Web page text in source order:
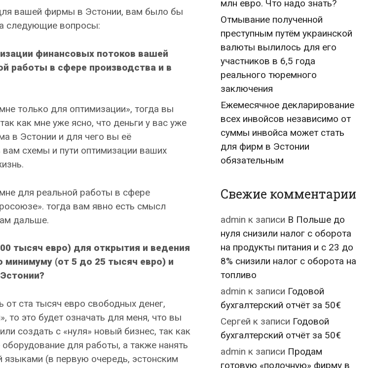
вашей фирмы в Эстонии, вам было бы
следующие вопросы:
финансовых потоков вашей
работы в сфере производства и в
только для оптимизации», тогда вы
как мне уже ясно, что деньги у вас уже
в Эстонии и для чего вы её
вам схемы и пути оптимизации ваших
для реальной работы в сфере
тогда вам явно есть смысл
дальше.
тысяч евро) для открытия и ведения
минимуму (от 5 до 25 тысяч евро) и
от ста тысяч евро свободных денег,
то это будет означать для меня, что вы
создать с «нуля» новый бизнес, так как
для работы, а также нанять
(в первую очередь, эстонским
млн евро. Что надо знать?
Отмывание полученной
преступным путём украинской
валюты вылилось для его
участников в 6,5 года
реального тюремного
заключения
Ежемесячное декларирование
всех инвойсов независимо от
суммы инвойса может стать
для фирм в Эстонии
обязательным
Свежие комментарии
admin к записи В Польше до
нуля снизили налог с оборота
на продукты питания и с 23 до
8% снизили налог с оборота на
топливо
admin к записи Годовой
бухгалтерский отчёт за 50€
Сергей к записи Годовой
бухгалтерский отчёт за 50€
admin к записи Продам
готовую «полочную» фирму в